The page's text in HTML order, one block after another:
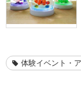
体験イベント・